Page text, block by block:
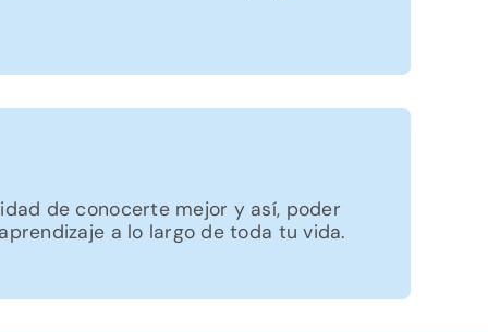
de conocerte mejor y así, poder
a lo largo de toda tu vida.